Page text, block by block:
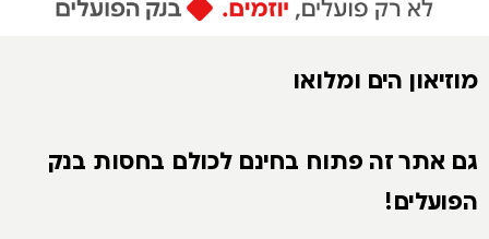
מוזיאון הים ומלואו
גם אתר זה פתוח בחינם לכולם בחסות בנק
הפועלים!